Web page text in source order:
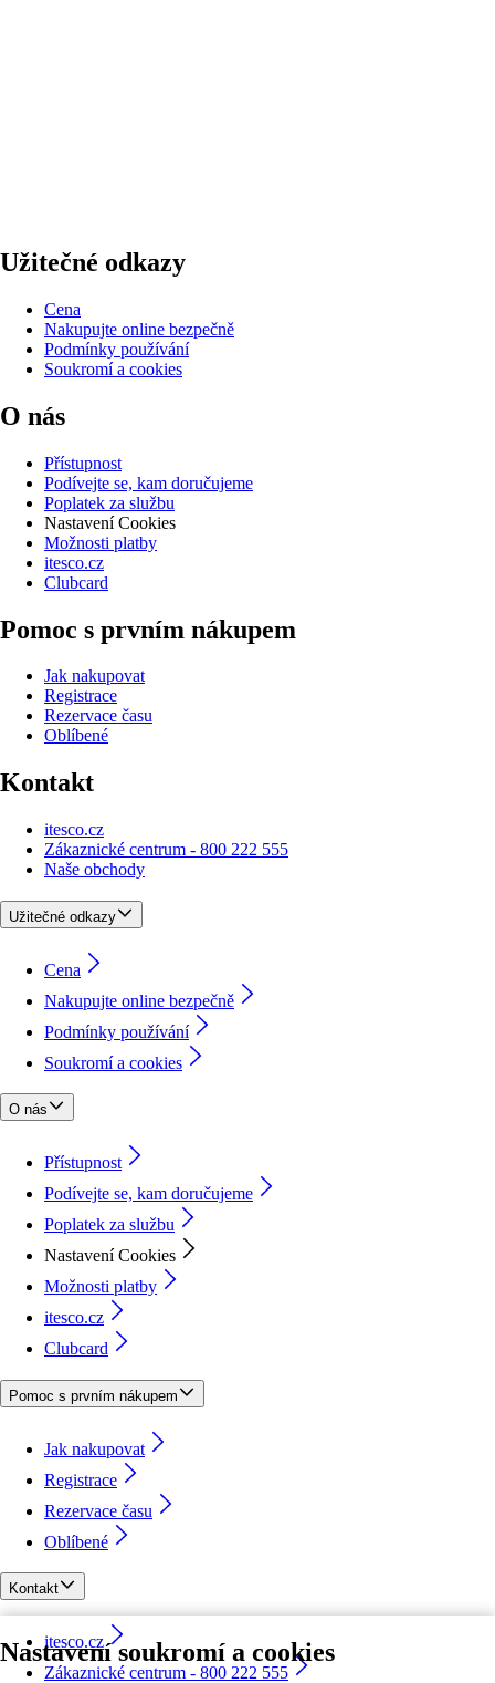
Nastavení soukromí a cookies
Užitečné odkazy
Cena
Nakupujte online bezpečně
Podmínky používání
Soukromí a cookies
O nás
Přístupnost
Podívejte se, kam doručujeme
Poplatek za službu
Nastavení Cookies
Možnosti platby
itesco.cz
Clubcard
Pomoc s prvním nákupem
Jak nakupovat
Registrace
Rezervace času
Oblíbené
Kontakt
itesco.cz
Zákaznické centrum - 800 222 555
Naše obchody
Užitečné odkazy
Cena
Nakupujte online bezpečně
Podmínky používání
Soukromí a cookies
O nás
Přístupnost
Podívejte se, kam doručujeme
Poplatek za službu
Nastavení Cookies
Možnosti platby
itesco.cz
Clubcard
Pomoc s prvním nákupem
Jak nakupovat
Registrace
Rezervace času
Oblíbené
Kontakt
itesco.cz
Zákaznické centrum - 800 222 555